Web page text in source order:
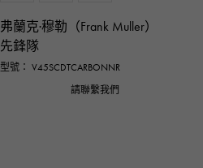
弗蘭克·穆勒（Frank Muller）
先鋒隊
型號： V45SCDTCARBONNR
請聯繫我們